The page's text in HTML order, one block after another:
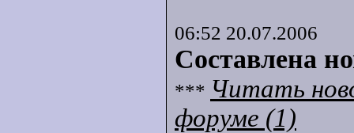
06:52 20.07.2006
Составлена
*** Читать
форуме (1)